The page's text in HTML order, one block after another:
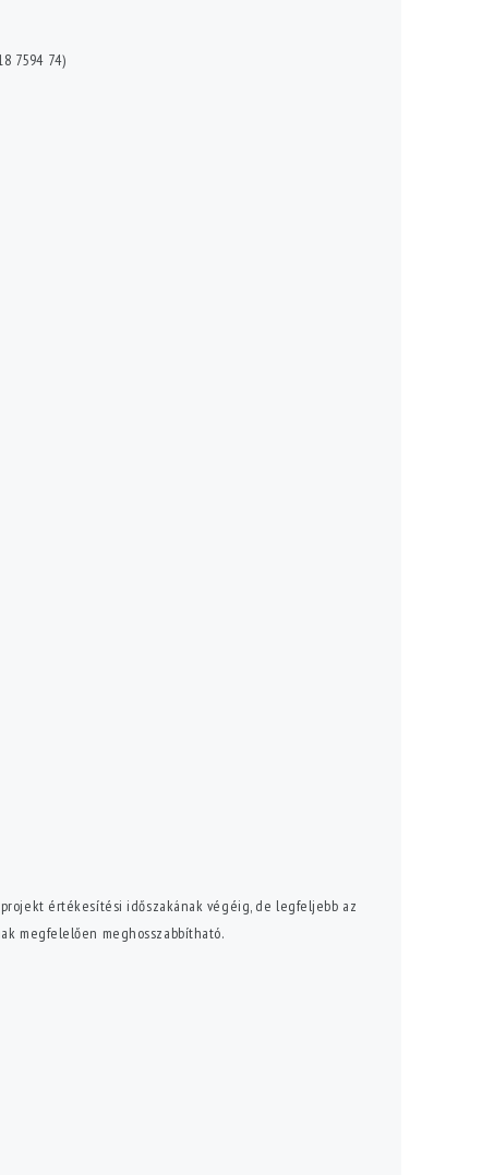
7594 74)
értékesítési időszakának végéig, de legfeljebb az
megfelelően meghosszabbítható.